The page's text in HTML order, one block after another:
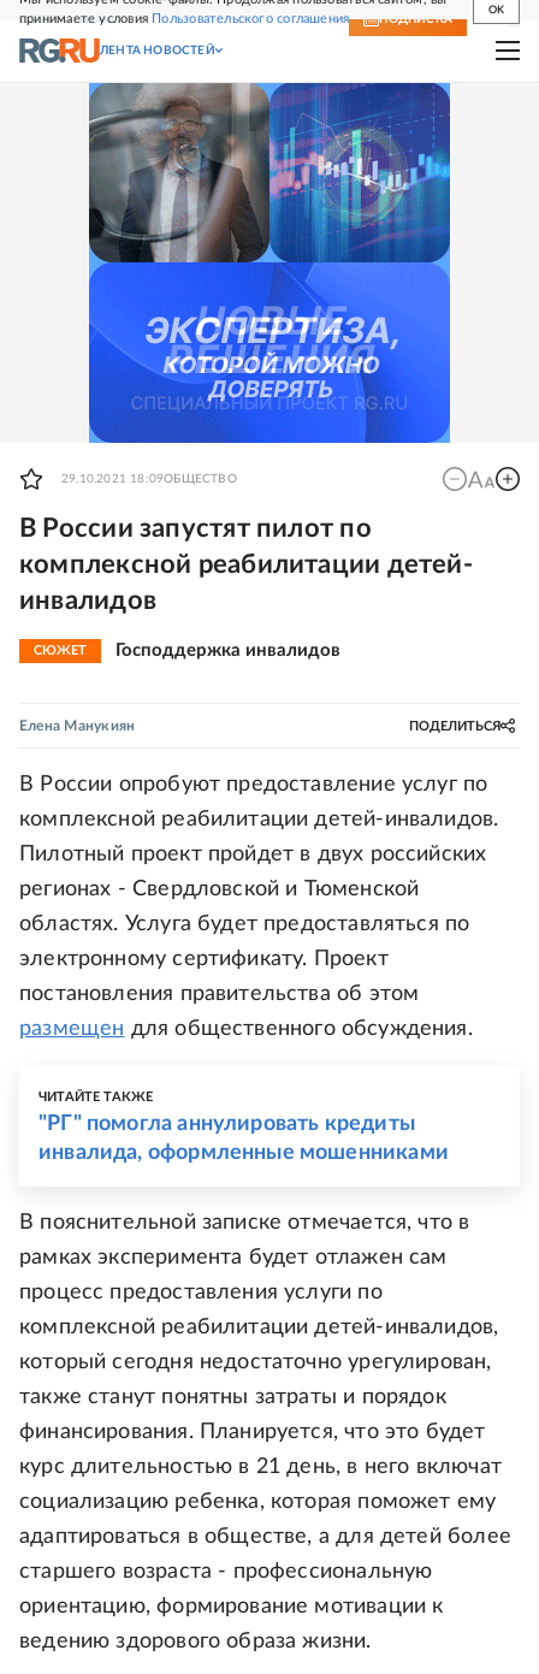
принимаете условия Пользовательского соглашения
OK
СВЕЖИЙ НОМЕР ПОДПИСКА
ЛЕНТА НОВОСТЕЙ
29.10.2021 18:09ОБЩЕСТВО
В России запустят пилот по
комплексной реабилитации детей-
инвалидов
СЮЖЕТ Господдержка инвалидов
Елена Манукиян ПОДЕЛИТЬСЯ
В России опробуют предоставление услуг по
комплексной реабилитации детей-инвалидов.
Пилотный проект пройдет в двух российских
регионах - Свердловской и Тюменской
областях. Услуга будет предоставляться по
электронному сертификату. Проект
постановления правительства об этом
размещен для общественного обсуждения.
ЧИТАЙТЕ ТАКЖЕ
"РГ" помогла аннулировать кредиты
инвалида, оформленные мошенниками
В пояснительной записке отмечается, что в
рамках эксперимента будет отлажен сам
процесс предоставления услуги по
комплексной реабилитации детей-инвалидов,
который сегодня недостаточно урегулирован,
также станут понятны затраты и порядок
финансирования. Планируется, что это будет
курс длительностью в 21 день, в него включат
социализацию ребенка, которая поможет ему
адаптироваться в обществе, а для детей более
старшего возраста - профессиональную
ориентацию, формирование мотивации к
ведению здорового образа жизни.